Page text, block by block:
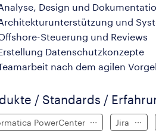
Design und
und
Steuerung und Reviews
Datenschutzkonzepte
nach dem agilen
/ Standards /
PowerCenter Jira